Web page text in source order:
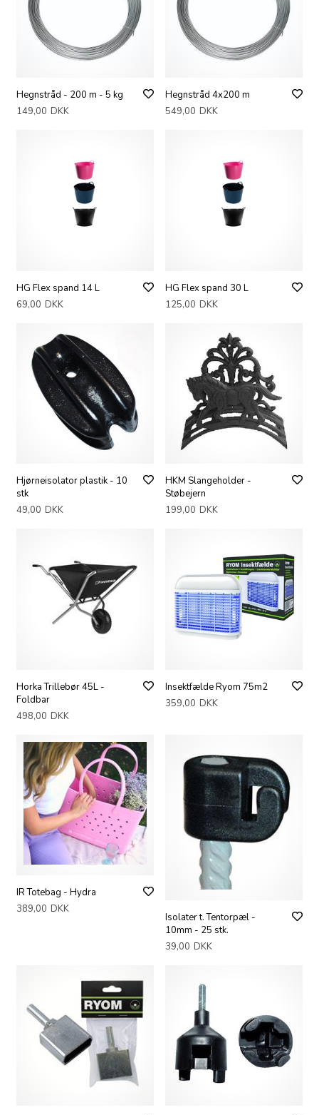
Hegnstråd - 200 m - 5 kg
149,00 DKK
Hegnstråd 4x200 m
549,00 DKK
HG Flex spand 14 L
69,00 DKK
HG Flex spand 30 L
125,00 DKK
Hjørneisolator plastik - 10
stk
49,00 DKK
HKM Slangeholder -
Støbejern
199,00 DKK
Horka Trillebør 45L -
Foldbar
498,00 DKK
Insektfælde Ryom 75m2
359,00 DKK
IR Totebag - Hydra
389,00 DKK
Isolater t. Tentorpæl -
10mm - 25 stk.
39,00 DKK